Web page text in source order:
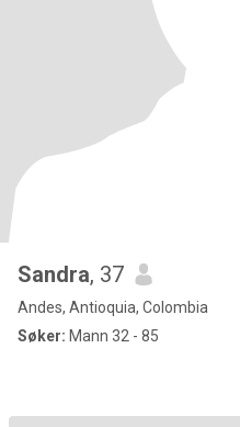
Sandra, 37
Andes, Antioquia, Colombia
Søker: Mann 32 - 85